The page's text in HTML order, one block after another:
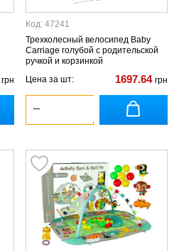
грн
Код: 47241
Трехколесный велосипед Baby
Carriage голубой с родительской
ручкой и корзинкой
Цена за шт:
1697.64 грн